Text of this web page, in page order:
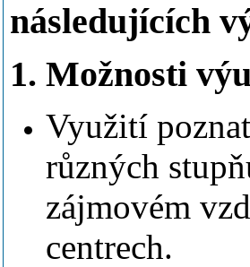
následujících
1. Možnosti
Využití
různých
zájmovém
centrech.